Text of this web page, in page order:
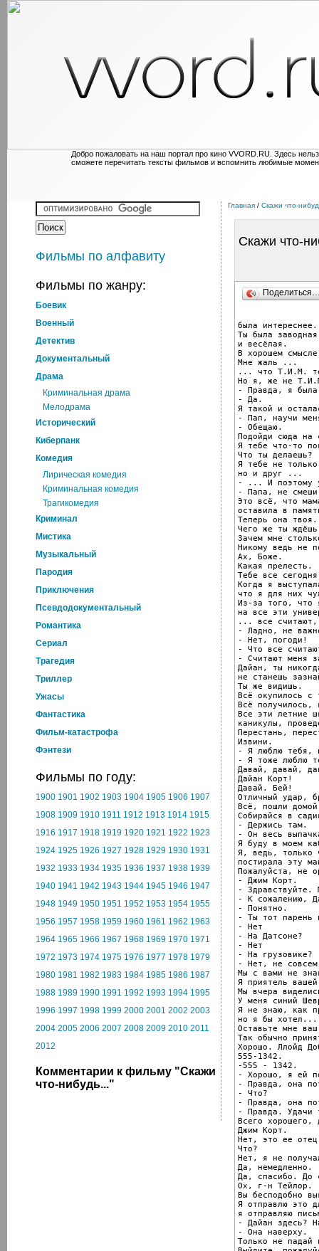
Добро пожаловать на наш портал про кино VVORD.RU. Здесь
сможете перечитать тексты фильмов и вспомнить любимые
Фильмы по алфавиту
Фильмы по жанру:
Боевик
Военный
Детектив
Документальный
Драма
Криминальная драма
Мелодрама
Исторический
Киберпанк
Комедия
Лирическая комедия
Криминальная комедия
Трагикомедия
Криминал
Мистика
Музыкальный
Пародия
Приключения
Псевдодокументальный
Романтика
Cериал
Трагедия
Триллер
Ужасы
Фантастика
Фильм-катастрофа
Фэнтези
Фильмы по году:
1900 1901 1902 1903 1904 1905 1906 1907
1908 1909 1910 1911 1912 1913 1914 1915
1916 1917 1918 1919 1920 1921 1922 1923
1924 1925 1926 1927 1928 1929 1930 1931
1932 1933 1934 1935 1936 1937 1938 1939
1940 1941 1942 1943 1944 1945 1946 1947
1948 1949 1950 1951 1952 1953 1954 1955
1956 1957 1958 1959 1960 1961 1962 1963
1964 1965 1966 1967 1968 1969 1970 1971
1972 1973 1974 1975 1976 1977 1978 1979
1980 1981 1982 1983 1984 1985 1986 1987
1988 1989 1990 1991 1992 1993 1994 1995
1996 1997 1998 1999 2000 2001 2002 2003
2004 2005 2006 2007 2008 2009 2010 2011
2012
Комментарии к фильму "Скажи
что-нибудь..."
Главная / Скажи что-
Скажи что-
была интереснее.
Ты была
и весёлая.
В хорошем
Мне жаль ...
... что Т.И.М.
Но я, же не
- Правда, я была
- Да.
Я такой и
- Пап, научи
- Обещаю.
Подойди сюда на
Я тебе что-то
Что ты делаешь?
Я тебе не
но и друг ...
- ... И поэтому
- Папа, не
Это всё, что
оставила в
Теперь она твоя.
Чего же ты
Зачем мне
Никому ведь не
Ах, Боже.
Какая прелесть.
Тебе все
Когда я
что я для них
Из-за того, что
на все эти
... все
- Ладно, не
- Нет, погоди!
- Что все
- Считают меня
Дайан, ты
не станешь
Ты же видишь.
Всё окупилось с
Всё получилось,
Все эти летние
каникулы,
Перестань,
Извини.
- Я люблю тебя,
- Я тоже люблю
Давай, давай,
Дайан Корт!
Давай. Бей!
Отличный удар,
Всё, пошли домой
Собирайся в
- Держись там.
- Он весь
Я буду в моем
Я, ведь, только
постирала эту
Пожалуйста, не
- Джим Корт.
- Здравствуйте.
- К сожалению,
- Понятно.
- Ты тот парень
- Нет
- На Датсоне?
- Нет
- На грузовике?
- Нет, не
Мы с вами не
Я приятель
Мы вчера
У меня синий
Я не знаю, как
но я бы хотел...
Оставьте мне
Так обычно
Хорошо. Ллойд
555-1342.
-555 - 1342.
- Хорошо, я ей
- Правда, она
- Что?
- Правда, она
- Правда. Удачи
Всего хорошего,
Джим Корт.
Нет, это ее
Что?
Нет, я не
Да, немедленно.
Да, спасибо. До
Ох, г-н Тейлор.
Вы бесподобно
Я отправлю это
я отправляю
- Дайан здесь?
- Она наверху.
Только не падай